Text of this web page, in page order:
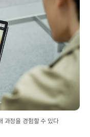
과정을 경험할 수 있다